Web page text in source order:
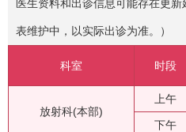
医生资料和出诊信息可能存在更
表维护中，以实际出诊为准。）
科室 时段
放射科(本部)
上午
下午